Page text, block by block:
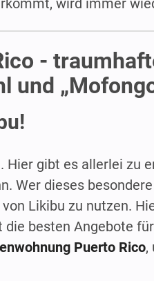
wird immer
-
und
Hier gibt es allerlei zu
Wer dieses
Likibu zu nutzen.
besten Angebote
Puerto Rico,